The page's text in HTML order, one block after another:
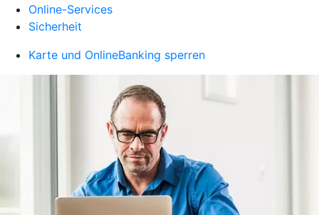
Online-Services
Sicherheit
Karte und OnlineBanking sperren